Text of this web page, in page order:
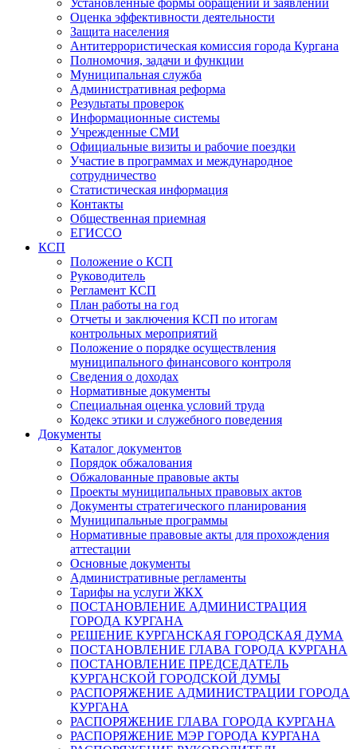
Установленные формы обращений и заявлений
Оценка эффективности деятельности
Защита населения
Антитеррористическая комиссия города Кургана
Полномочия, задачи и функции
Муниципальная служба
Административная реформа
Результаты проверок
Информационные системы
Учрежденные СМИ
Официальные визиты и рабочие поездки
Участие в программах и международное
сотрудничество
Статистическая информация
Контакты
Общественная приемная
ЕГИССО
КСП
Положение о КСП
Руководитель
Регламент КСП
План работы на год
Отчеты и заключения КСП по итогам
контрольных мероприятий
Положение о порядке осуществления
муниципального финансового контроля
Сведения о доходах
Нормативные документы
Специальная оценка условий труда
Кодекс этики и служебного поведения
Документы
Каталог документов
Порядок обжалования
Обжалованные правовые акты
Проекты муниципальных правовых актов
Документы стратегического планирования
Муниципальные программы
Нормативные правовые акты для прохождения
аттестации
Основные документы
Административные регламенты
Тарифы на услуги ЖКХ
ПОСТАНОВЛЕНИЕ АДМИНИСТРАЦИЯ
ГОРОДА КУРГАНА
РЕШЕНИЕ КУРГАНСКАЯ ГОРОДСКАЯ ДУМА
ПОСТАНОВЛЕНИЕ ГЛАВА ГОРОДА КУРГАНА
ПОСТАНОВЛЕНИЕ ПРЕДСЕДАТЕЛЬ
КУРГАНСКОЙ ГОРОДСКОЙ ДУМЫ
РАСПОРЯЖЕНИЕ АДМИНИСТРАЦИИ ГОРОДА
КУРГАНА
РАСПОРЯЖЕНИЕ ГЛАВА ГОРОДА КУРГАНА
РАСПОРЯЖЕНИЕ МЭР ГОРОДА КУРГАНА